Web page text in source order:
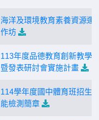
海洋及環境教育素養資源運
作坊
113年度品德教育創新教學
暨發表研討會實施計畫
114學年度國中體育班招生
能檢測簡章